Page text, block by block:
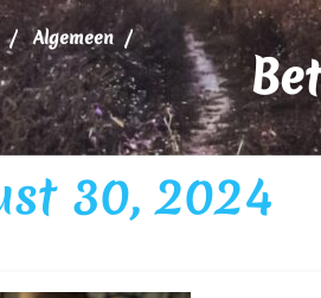
Algemeen
30, 2024